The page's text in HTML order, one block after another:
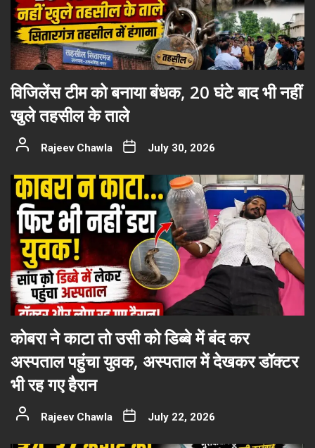
विजिलेंस टीम को बनाया बंधक, 20 घंटे बाद भी नहीं
खुले तहसील के ताले
Rajeev Chawla July 30, 2026
कोबरा ने काटा तो उसी को डिब्बे में बंद कर
अस्पताल पहुंचा युवक, अस्पताल में देखकर डॉक्टर
भी रह गए हैरान
Rajeev Chawla July 22, 2026